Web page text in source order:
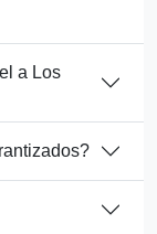
a Los